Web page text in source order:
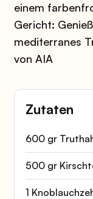
Zutaten
600 gr
500 gr
1
einem
Gericht:
mediterranes
von AIA